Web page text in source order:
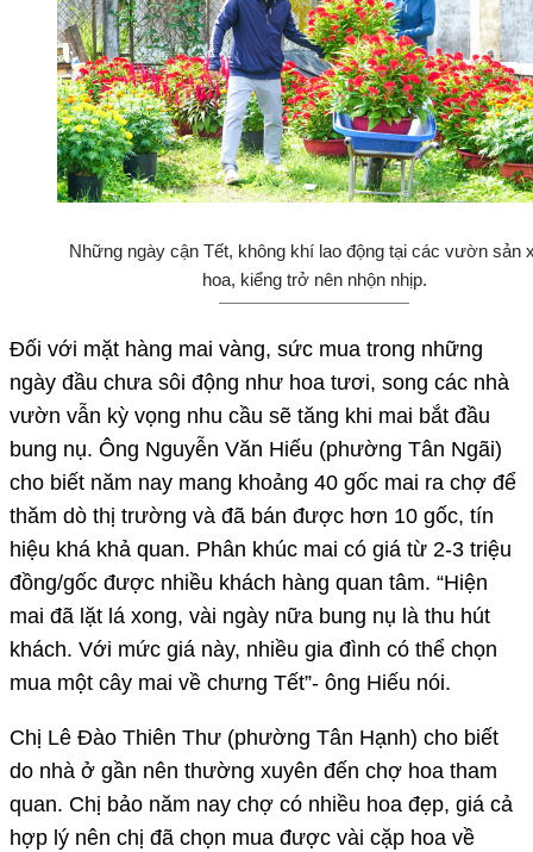
Những ngày cận Tết, không khí lao động tại các vườn sản
hoa, kiểng trở nên nhộn nhịp.
Đối với mặt hàng mai vàng, sức mua trong những
ngày đầu chưa sôi động như hoa tươi, song các nhà
vườn vẫn kỳ vọng nhu cầu sẽ tăng khi mai bắt đầu
bung nụ. Ông Nguyễn Văn Hiếu (phường Tân Ngãi)
cho biết năm nay mang khoảng 40 gốc mai ra chợ để
thăm dò thị trường và đã bán được hơn 10 gốc, tín
hiệu khá khả quan. Phân khúc mai có giá từ 2-3 triệu
đồng/gốc được nhiều khách hàng quan tâm. “Hiện
mai đã lặt lá xong, vài ngày nữa bung nụ là thu hút
khách. Với mức giá này, nhiều gia đình có thể chọn
mua một cây mai về chưng Tết”- ông Hiếu nói.
Chị Lê Đào Thiên Thư (phường Tân Hạnh) cho biết
do nhà ở gần nên thường xuyên đến chợ hoa tham
quan. Chị bảo năm nay chợ có nhiều hoa đẹp, giá cả
hợp lý nên chị đã chọn mua được vài cặp hoa về